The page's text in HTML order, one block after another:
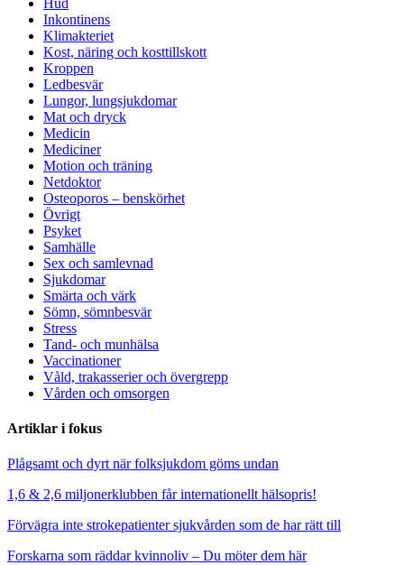
Inkontinens
Klimakteriet
Kost, näring och kosttillskott
Kroppen
Ledbesvär
Lungor, lungsjukdomar
Mat och dryck
Medicin
Mediciner
Motion och träning
Netdoktor
Osteoporos – benskörhet
Övrigt
Psyket
Samhälle
Sex och samlevnad
Sjukdomar
Smärta och värk
Sömn, sömnbesvär
Stress
Tand- och munhälsa
Vaccinationer
Våld, trakasserier och övergrepp
Vården och omsorgen
Artiklar i fokus
Plågsamt och dyrt när folksjukdom göms undan
1,6 & 2,6 miljonerklubben får internationellt hälsopris!
Förvägra inte strokepatienter sjukvården som de har rätt till
Forskarna som räddar kvinnoliv – Du möter dem här